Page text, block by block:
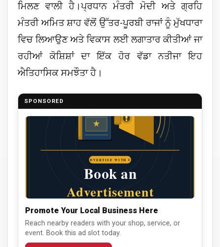
ਮਿਲਣ ਵਾਲੀ ਹੈ।ਪ੍ਰਧਾਨ ਮੰਤਰੀ ਮੋਦੀ ਅਤੇ ਗ੍ਰਹਿ
ਮੰਤਰੀ ਅਮਿਤ ਸ਼ਾਹ ਵੱਲੋਂ ਉੱਤਰ-ਪੂਰਬੀ ਰਾਜਾਂ ਨੂੰ ਮੁੱਖਧਾਰਾ
ਵਿਚ ਲਿਆਉਣ ਅਤੇ ਵਿਕਾਸ ਲਈ ਲਗਾਤਾਰ ਕੀਤੀਆਂ ਜਾ
ਰਹੀਆਂ ਕੋਸ਼ਿਸ਼ਾਂ ਦਾ ਇੱਕ ਹੋਰ ਵੱਡਾ ਨਤੀਜਾ ਇਹ
ਐਤਿਹਾਸਿਕ ਸਮਝੌਤਾ ਹੈ।
SPONSORED
Promote Your Local Business Here
Reach nearby readers with your shop, service, or
event. Book this ad slot today.